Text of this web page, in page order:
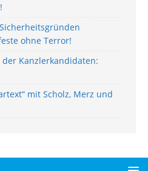
ohne Terror!
Kanzlerkandidaten:
mit Scholz, Merz und